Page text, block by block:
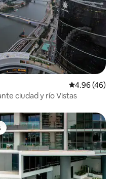
Calificación
4.96 (46)
ciudad y río Vistas